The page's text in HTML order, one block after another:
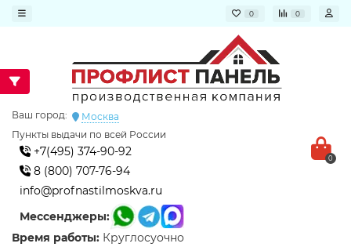
0 0
Ваш город:
Москва
Пункты выдачи по всей России
+7(495) 374-90-92
8 (800) 707-76-94
info@profnastilmoskva.ru
Мессенджеры:
Время работы: Круглосуочно
0